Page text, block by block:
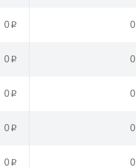
0p 0
0p 0
0p 0
0p 0
0p 0